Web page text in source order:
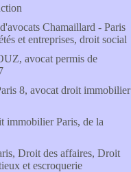
Chamaillard - Paris
et entreprises, droit social
avocat permis de
8, avocat droit immobilier
immobilier Paris, de la
Droit des affaires, Droit
et escroquerie